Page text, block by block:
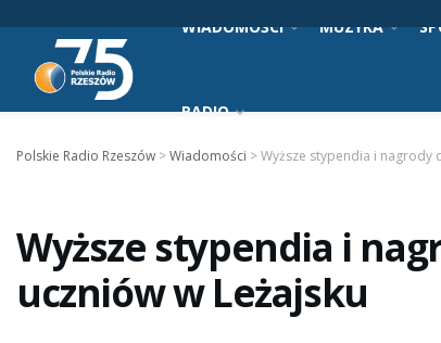
WIADOMOŚCI MUZYKA
RADIO
Polskie Radio Rzeszów >Wiadomości >Wyższe stypendia i nagrody
Wyższe stypendia i
uczniów w Leżajsku